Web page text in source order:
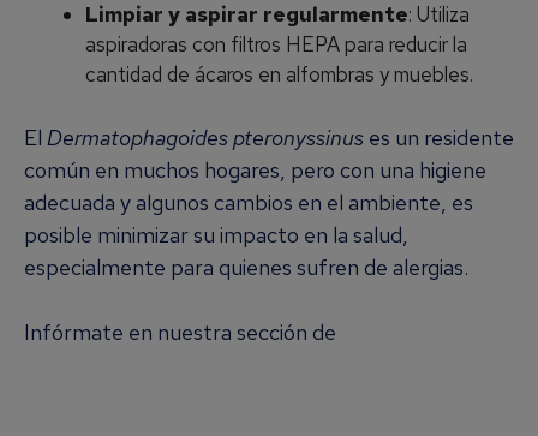
Limpiar y aspirar regularmente: Utiliza
aspiradoras con filtros HEPA para reducir la
cantidad de ácaros en alfombras y muebles.
El Dermatophagoides pteronyssinus es un residente
común en muchos hogares, pero con una higiene
adecuada y algunos cambios en el ambiente, es
posible minimizar su impacto en la salud,
especialmente para quienes sufren de alergias.
Infórmate en nuestra sección de